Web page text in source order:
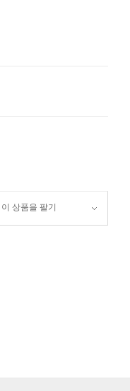
이 상품을 팔기